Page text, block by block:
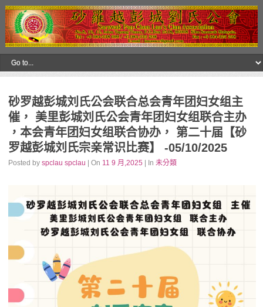
砂罗越彭城刘氏公会联合总会青年团妇女组主
催， 美里彭城刘氏公会青年团妇女组联合主办
，本会青年团妇女组联合协办， 第二十届【砂
罗越彭城刘氏宗亲常识比赛】 -05/10/2025
Posted byspclau spclau | On 11 9 月,2025 | In未分類